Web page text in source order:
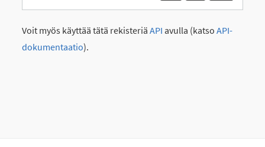
Voit myös käyttää tätä rekisteriä API avulla (katso API-
dokumentaatio).